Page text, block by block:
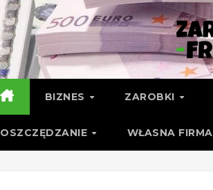
BIZNES ZAROBKI
OSZCZĘDZANIE WŁASNA FIRMA